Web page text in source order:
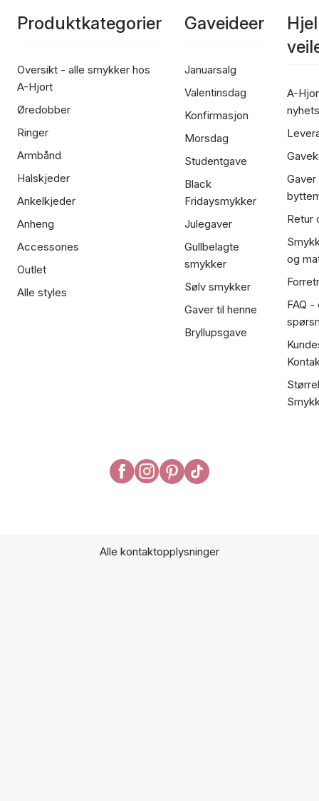
Produktkategorier
Oversikt - alle smykker hos
A-Hjort
Øredobber
Ringer
Armbånd
Halskjeder
Ankelkjeder
Anheng
Accessories
Outlet
Alle styles
Gaveideer
Januarsalg
Valentinsdag
Konfirmasjon
Morsdag
Studentgave
Black
Fridaysmykker
Julegaver
Gullbelagte
smykker
Sølv smykker
Gaver til henne
Bryllupsgave
A-
Retur
og
FAQ
Alle kontaktopplysninger